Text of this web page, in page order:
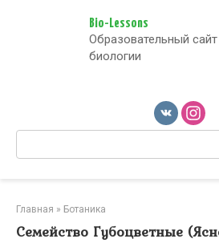
Bio-Lessons
Образовательный
биологии
Поиск:
Главная » Ботаника
Семейство Губоцветные